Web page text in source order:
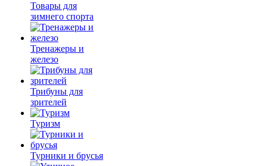
Товары для
зимнего спорта
Тренажеры и
железо
Трибуны для
зрителей
Туризм
Турники и брусья